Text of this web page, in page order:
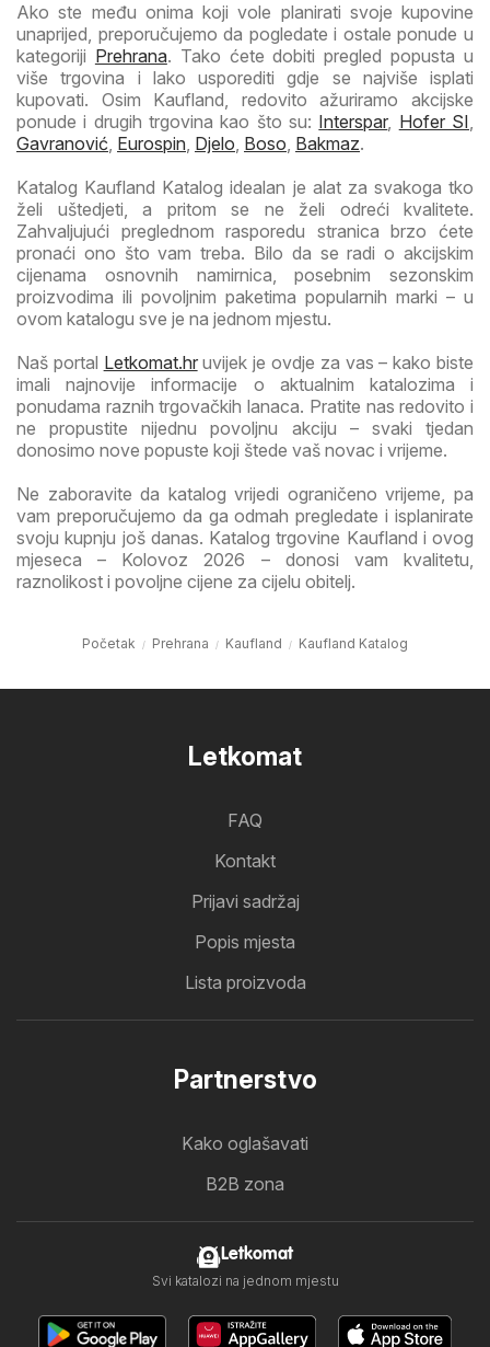
Ako ste među onima koji vole planirati svoje kupovine
unaprijed, preporučujemo da pogledate i ostale ponude u
kategoriji Prehrana. Tako ćete dobiti pregled popusta u
više trgovina i lako usporediti gdje se najviše isplati
kupovati. Osim Kaufland, redovito ažuriramo akcijske
ponude i drugih trgovina kao što su: Interspar, Hofer SI,
Gavranović, Eurospin, Djelo, Boso, Bakmaz.
Katalog Kaufland Katalog idealan je alat za svakoga tko
želi uštedjeti, a pritom se ne želi odreći kvalitete.
Zahvaljujući preglednom rasporedu stranica brzo ćete
pronaći ono što vam treba. Bilo da se radi o akcijskim
cijenama osnovnih namirnica, posebnim sezonskim
proizvodima ili povoljnim paketima popularnih marki – u
ovom katalogu sve je na jednom mjestu.
Naš portal Letkomat.hruvijek je ovdje za vas – kako biste
imali najnovije informacije o aktualnim katalozima i
ponudama raznih trgovačkih lanaca. Pratite nas redovito i
ne propustite nijednu povoljnu akciju – svaki tjedan
donosimo nove popuste koji štede vaš novac i vrijeme.
Ne zaboravite da katalog vrijedi ograničeno vrijeme, pa
vam preporučujemo da ga odmah pregledate i isplanirate
svoju kupnju još danas. Katalog trgovine Kaufland i ovog
mjeseca – Kolovoz 2026 – donosi vam kvalitetu,
raznolikost i povoljne cijene za cijelu obitelj.
Početak Prehrana Kaufland Kaufland Katalog
Letkomat
FAQ
Kontakt
Prijavi sadržaj
Popis mjesta
Lista proizvoda
Partnerstvo
Kako oglašavati
B2B zona
Letkomat
Svi katalozi na jednom mjestu